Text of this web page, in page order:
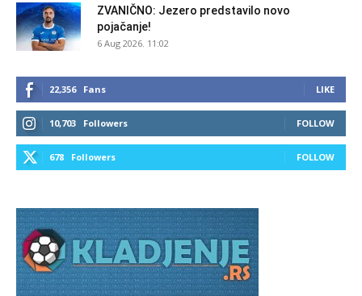
ZVANIČNO: Jezero predstavilo novo
pojačanje!
6 Aug 2026. 11:02
22,356 Fans LIKE
10,703 Followers FOLLOW
678 Followers FOLLOW